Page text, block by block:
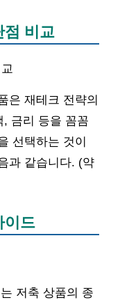
점 비교
은 재테크 전략의
, 금리 등을 꼼꼼
선택하는 것이
과 같습니다. (약
이드
저축 상품의 종